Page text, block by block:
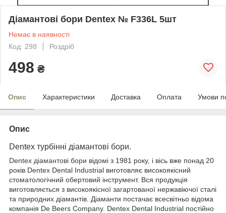
Діамантові бори Dentex № F336L 5шт
Немає в наявності
Код: 298
Роздріб
498 ₴
Опис Характеристики Доставка Оплата Умови
Опис
Dentex турбінні діамантові бори.
Dentex діамантові бори відомі з 1981 року, і вісь вже понад 20
років Dentex Dental Industrial виготовляє високоякісний
стоматологічний обертовий інструмент. Вся продукція
виготовляється з високоякісної загартованої нержавіючої сталі
та природних діамантів. Діаманти постачає всесвітньо відома
компанія De Beers Company. Dentex Dental Industrial постійно